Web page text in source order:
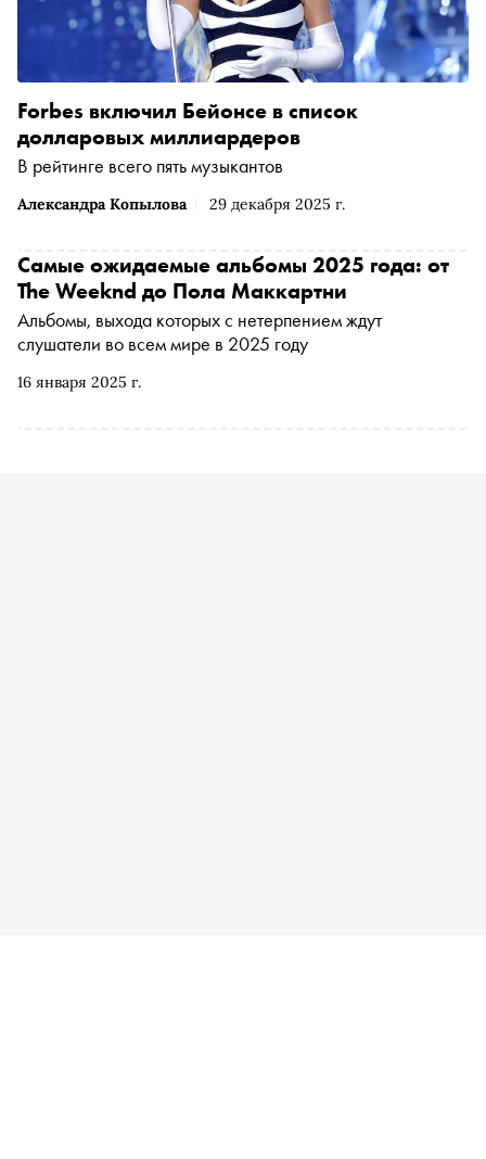
Александра Копылова 29 декабря 2025 г.
Forbes включил Бейонсе в список
долларовых миллиардеров
В рейтинге всего пять музыкантов
16 января 2025 г.
Самые ожидаемые альбомы 2025 года: от
The Weeknd до Пола Маккартни
Альбомы, выхода которых с нетерпением ждут
слушатели во всем мире в 2025 году